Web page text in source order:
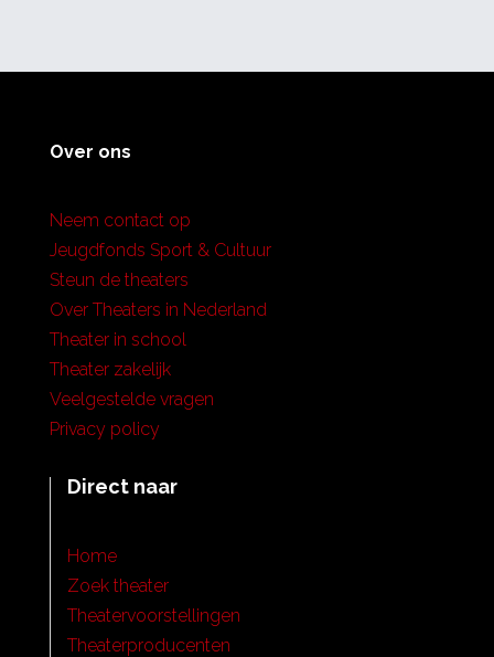
Over ons
Neem contact op
Jeugdfonds Sport & Cultuur
Steun de theaters
Over Theaters in Nederland
Theater in school
Theater zakelijk
Veelgestelde vragen
Privacy policy
Direct naar
Home
Zoek theater
Theatervoorstellingen
Theaterproducenten